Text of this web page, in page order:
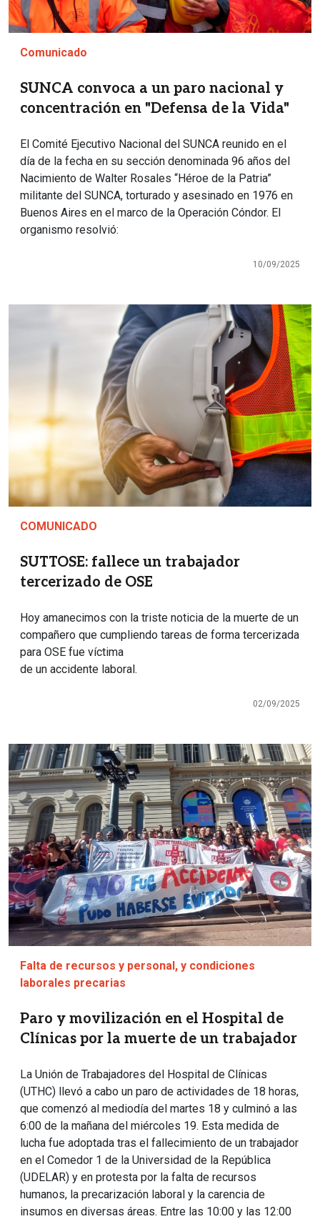
Comunicado
SUNCA convoca a un paro nacional y
concentración en "Defensa de la Vida"
El Comité Ejecutivo Nacional del SUNCA reunido en el
día de la fecha en su sección denominada 96 años del
Nacimiento de Walter Rosales “Héroe de la Patria”
militante del SUNCA, torturado y asesinado en 1976 en
Buenos Aires en el marco de la Operación Cóndor. El
organismo resolvió:
10/09/2025
COMUNICADO
SUTTOSE: fallece un trabajador
tercerizado de OSE
Hoy amanecimos con la triste noticia de la muerte de un
compañero que cumpliendo tareas de forma tercerizada
para OSE fue víctima
de un accidente laboral.
02/09/2025
Imagen
Falta de recursos y personal, y condiciones
laborales precarias
Paro y movilización en el Hospital de
Clínicas por la muerte de un trabajador
La Unión de Trabajadores del Hospital de Clínicas
(UTHC) llevó a cabo un paro de actividades de 18 horas,
que comenzó al mediodía del martes 18 y culminó a las
6:00 de la mañana del miércoles 19. Esta medida de
lucha fue adoptada tras el fallecimiento de un trabajador
en el Comedor 1 de la Universidad de la República
(UDELAR) y en protesta por la falta de recursos
humanos, la precarización laboral y la carencia de
insumos en diversas áreas. Entre las 10:00 y las 12:00